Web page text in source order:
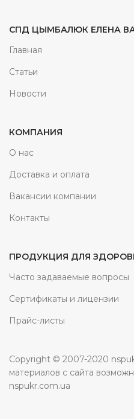
СПД ЦЫМБАЛЮК ЕЛЕНА
Главная
Статьи
Новости
КОМПАНИЯ
О нас
Доставка и оплата
Вакансии компании
Контакты
ПРОДУКЦИЯ ДЛЯ
Часто задаваемые вопросы
Сертификаты и лицензии
Прайс-листы
Copyright © 2007-2020
материалов с сайта
nspukr.com.ua